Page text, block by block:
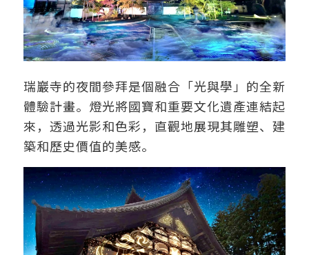
瑞巖寺的夜間參拜是個融合「光與學」的全新
體驗計畫。燈光將國寶和重要文化遺產連結起
來，透過光影和色彩，直觀地展現其雕塑、建
築和歷史價值的美感。